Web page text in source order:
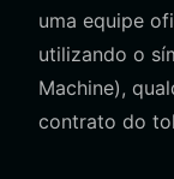
uma equipe
utilizando o
Machine),
contrato do